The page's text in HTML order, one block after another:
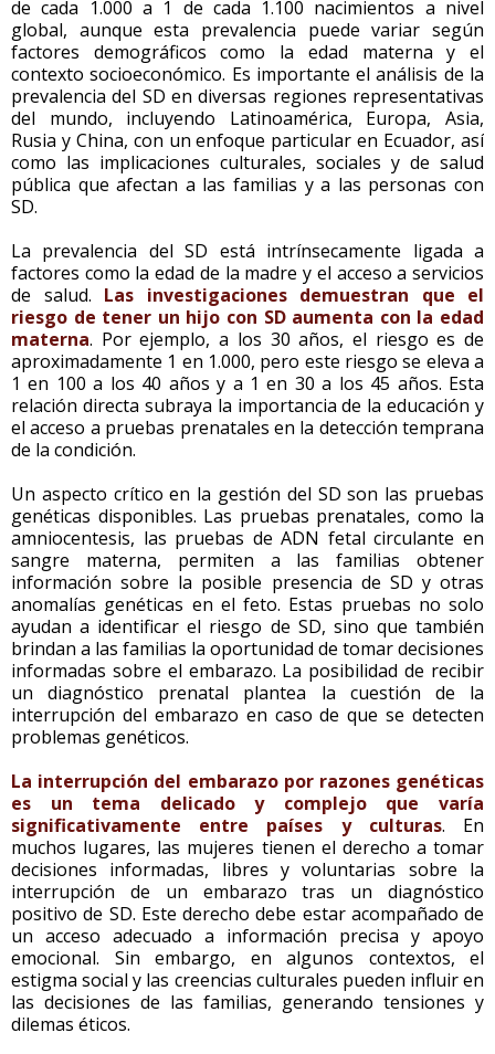
de cada 1.000 a 1 de cada 1.100 nacimientos a nivel
global, aunque esta prevalencia puede variar según
factores demográficos como la edad materna y el
contexto socioeconómico. Es importante el análisis de la
prevalencia del SD en diversas regiones representativas
del mundo, incluyendo Latinoamérica, Europa, Asia,
Rusia y China, con un enfoque particular en Ecuador, así
como las implicaciones culturales, sociales y de salud
pública que afectan a las familias y a las personas con
SD.
La prevalencia del SD está intrínsecamente ligada a
factores como la edad de la madre y el acceso a servicios
de salud. Las investigaciones demuestran que el
riesgo de tener un hijo con SD aumenta con la edad
materna. Por ejemplo, a los 30 años, el riesgo es de
aproximadamente 1 en 1.000, pero este riesgo se eleva a
1 en 100 a los 40 años y a 1 en 30 a los 45 años. Esta
relación directa subraya la importancia de la educación y
el acceso a pruebas prenatales en la detección temprana
de la condición.
Un aspecto crítico en la gestión del SD son las pruebas
genéticas disponibles. Las pruebas prenatales, como la
amniocentesis, las pruebas de ADN fetal circulante en
sangre materna, permiten a las familias obtener
información sobre la posible presencia de SD y otras
anomalías genéticas en el feto. Estas pruebas no solo
ayudan a identificar el riesgo de SD, sino que también
brindan a las familias la oportunidad de tomar decisiones
informadas sobre el embarazo. La posibilidad de recibir
un diagnóstico prenatal plantea la cuestión de la
interrupción del embarazo en caso de que se detecten
problemas genéticos.
La interrupción del embarazo por razones genéticas
es un tema delicado y complejo que varía
significativamente entre países y culturas. En
muchos lugares, las mujeres tienen el derecho a tomar
decisiones informadas, libres y voluntarias sobre la
interrupción de un embarazo tras un diagnóstico
positivo de SD. Este derecho debe estar acompañado de
un acceso adecuado a información precisa y apoyo
emocional. Sin embargo, en algunos contextos, el
estigma social y las creencias culturales pueden influir en
las decisiones de las familias, generando tensiones y
dilemas éticos.